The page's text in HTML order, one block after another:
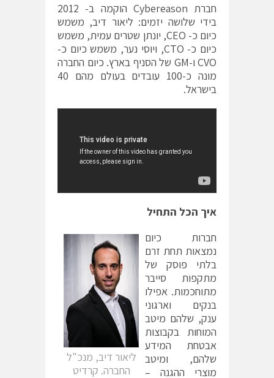
n
M
e
n
u
חברת Cybereason הוקמה ב- 2012
בידי שלושה יזמים: ליאור דיב, משמש
כיום כ- CEO, יונתן שטרים עמית, משמש
כיום כ- CTO, ויוסי נער, משמש כיום כ-
CVO ו-GM של הסניף בארץ. כיום החברה
מונה כ-100 עובדים בעולם מהם 40
בישראל.
איך הכל התחיל
ליאור דיב, מנכ"ל
החברה. קרדיט
חברות כיום
נמצאות תחת זרם
בלתי פוסק של
מתקפות סייבר
מתוחכמות. אפילו
בנקים וארגוני
ענק, שלהם מיטב
המוחות בקבוצות
אבטחת המידע
שלהם, ומיטב
מוצרי ההגנה –